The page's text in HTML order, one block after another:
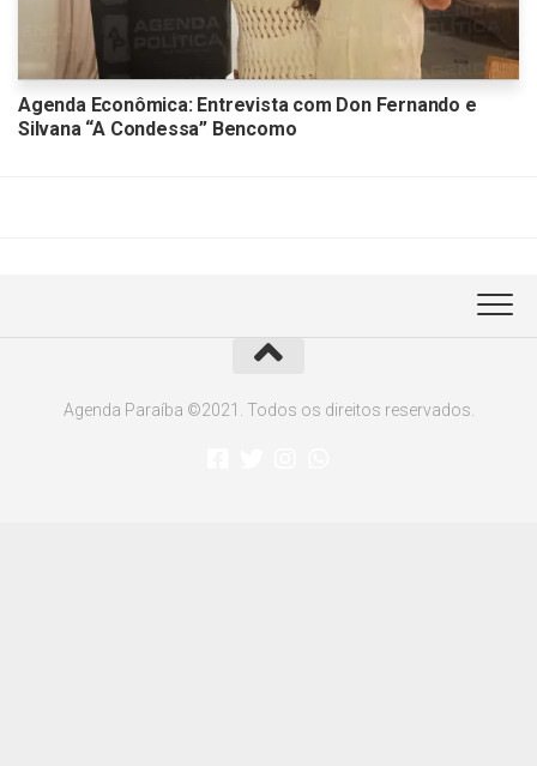
Agenda Econômica: Entrevista com Don Fernando e
Silvana “A Condessa” Bencomo
Agenda Paraíba ©2021. Todos os direitos reservados.